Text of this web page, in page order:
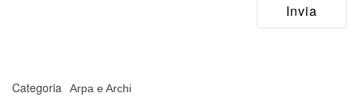
Categoria Arpa e Archi